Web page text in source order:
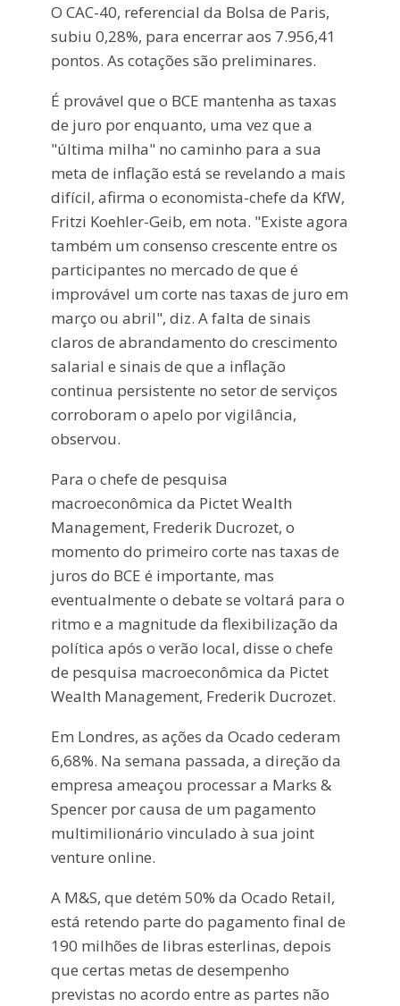
O CAC-40, referencial da Bolsa de Paris,
subiu 0,28%, para encerrar aos 7.956,41
pontos. As cotações são preliminares.
É provável que o BCE mantenha as taxas
de juro por enquanto, uma vez que a
"última milha" no caminho para a sua
meta de inflação está se revelando a mais
difícil, afirma o economista-chefe da KfW,
Fritzi Koehler-Geib, em nota. "Existe agora
também um consenso crescente entre os
participantes no mercado de que é
improvável um corte nas taxas de juro em
março ou abril", diz. A falta de sinais
claros de abrandamento do crescimento
salarial e sinais de que a inflação
continua persistente no setor de serviços
corroboram o apelo por vigilância,
observou.
Para o chefe de pesquisa
macroeconômica da Pictet Wealth
Management, Frederik Ducrozet, o
momento do primeiro corte nas taxas de
juros do BCE é importante, mas
eventualmente o debate se voltará para o
ritmo e a magnitude da flexibilização da
política após o verão local, disse o chefe
de pesquisa macroeconômica da Pictet
Wealth Management, Frederik Ducrozet.
Em Londres, as ações da Ocado cederam
6,68%. Na semana passada, a direção da
empresa ameaçou processar a Marks &
Spencer por causa de um pagamento
multimilionário vinculado à sua joint
venture online.
A M&S, que detém 50% da Ocado Retail,
está retendo parte do pagamento final de
190 milhões de libras esterlinas, depois
que certas metas de desempenho
previstas no acordo entre as partes não